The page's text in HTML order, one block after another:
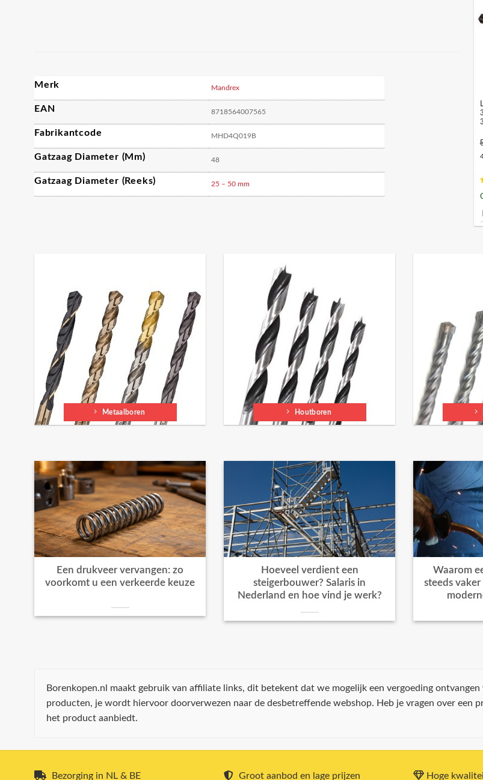
Merk Mandrex
EAN 8718564007565
Fabrikantcode MHD4Q019B
Gatzaag Diameter (mm) 48
Gatzaag Diameter (reeks) 25 – 50 mm
Metaalboren Houtboren
Een drukveer vervangen: zo
voorkomt u een verkeerde keuze
Hoeveel verdient een
steigerbouwer? Salaris in
Nederland en hoe vind je werk?
Waarom
steeds
Borenkopen.nl maakt gebruik van affiliate links, dit betekent dat we mogelijk een vergoeding
producten, je wordt hiervoor doorverwezen naar de desbetreffende webshop. Heb je vragen over een
het product aanbiedt.
Bezorging in NL & BE Groot aanbod en lage prijzen Hoge